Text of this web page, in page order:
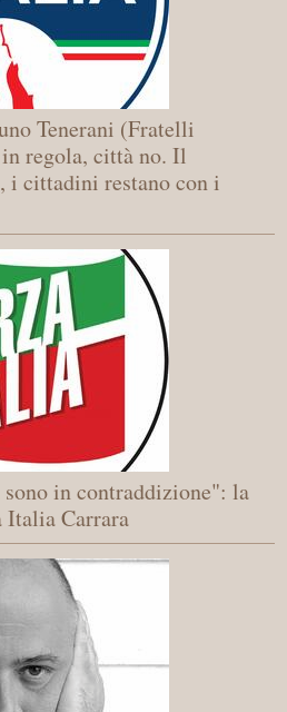
Tenerani (Fratelli
regola, città no. Il
i cittadini restano con i
sono in contraddizione": la
Italia Carrara